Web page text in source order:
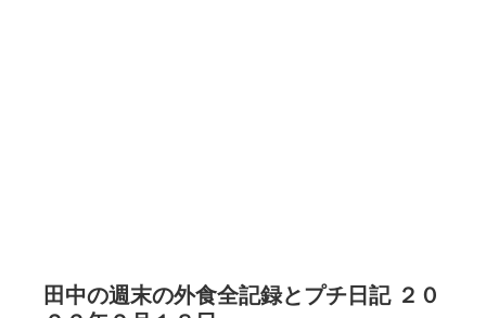
田中の週末の外食全記録とプチ日記 ２０